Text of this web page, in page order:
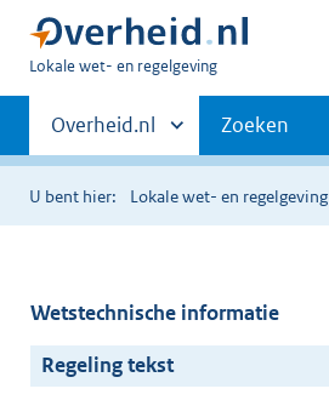
U
hier:
Lokale wet- en regelgeving
Primaire
navigatie
Andere
sites
binnen
Overheid.nl Zoeken
U bent hier: Lokale wet- en regelgeving
Wetstechnische informatie
Regeling tekst